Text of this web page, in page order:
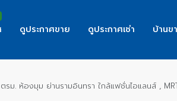
ดูประกาศขาย ดูประกาศเช่า บ้านข
. ห้องมุม ย่านรามอินทรา ใกล้แฟชั่นไอแลนส์ ,